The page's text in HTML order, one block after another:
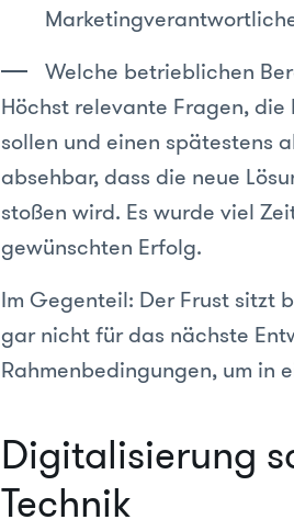
Welche betrieblichen
Höchst relevante Fragen,
sollen und einen spätestens
absehbar, dass die neue
stoßen wird. Es wurde viel
gewünschten Erfolg.
Im Gegenteil: Der Frust sitzt
gar nicht für das nächste
Rahmenbedingungen, um in
Digitalisierung
Technik